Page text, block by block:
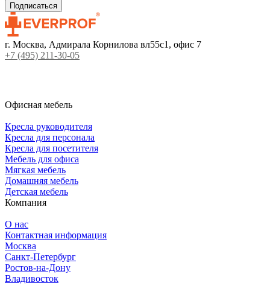
г. Москва, Адмирала Корнилова вл55с1, офис 7
+7 (495) 211-30-05
Офисная мебель
Кресла руководителя
Кресла для персонала
Кресла для посетителя
Мебель для офиса
Мягкая мебель
Домашняя мебель
Детская мебель
Компания
О нас
Контактная информация
Москва
Санкт-Петербург
Ростов-на-Дону
Владивосток